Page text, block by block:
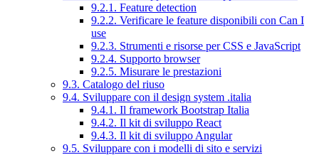
9.2.1. Feature detection
9.2.2. Verificare le feature disponibili con Can I
use
9.2.3. Strumenti e risorse per CSS e JavaScript
9.2.4. Supporto browser
9.2.5. Misurare le prestazioni
9.3. Catalogo del riuso
9.4. Sviluppare con il design system .italia
9.4.1. Il framework Bootstrap Italia
9.4.2. Il kit di sviluppo React
9.4.3. Il kit di sviluppo Angular
9.5. Sviluppare con i modelli di sito e servizi